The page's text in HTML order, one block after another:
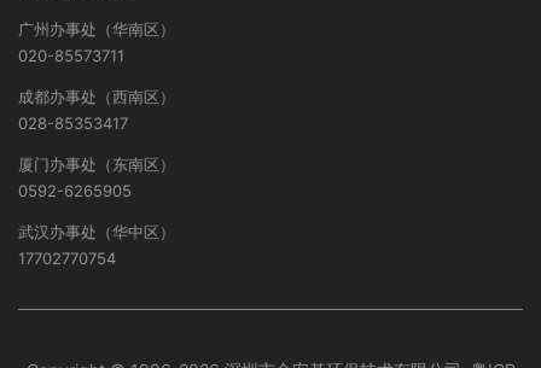
广州办事处（华南区）
020-85573711
成都办事处（西南区）
028-85353417
厦门办事处（东南区）
0592-6265905
武汉办事处（华中区）
17702770754